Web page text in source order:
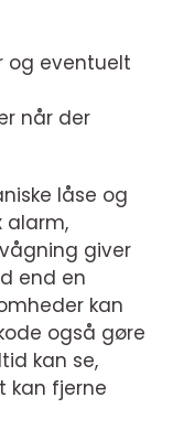
og eventuelt
når der
låse og
alarm,
giver
end en
kan
også gøre
kan se,
kan fjerne